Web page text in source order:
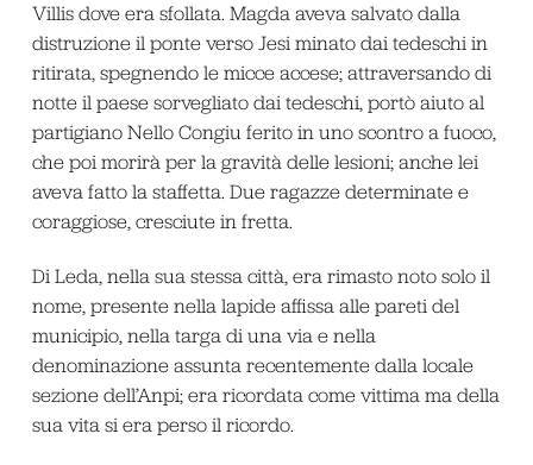
Villis dove era sfollata. Magda aveva salvato dalla
distruzione il ponte verso Jesi minato dai tedeschi in
ritirata, spegnendo le micce accese; attraversando di
notte il paese sorvegliato dai tedeschi, portò aiuto al
partigiano Nello Congiu ferito in uno scontro a fuoco,
che poi morirà per la gravità delle lesioni; anche lei
aveva fatto la staffetta. Due ragazze determinate e
coraggiose, cresciute in fretta.
Di Leda, nella sua stessa città, era rimasto noto solo il
nome, presente nella lapide affissa alle pareti del
municipio, nella targa di una via e nella
denominazione assunta recentemente dalla locale
sezione dell’Anpi; era ricordata come vittima ma della
sua vita si era perso il ricordo.